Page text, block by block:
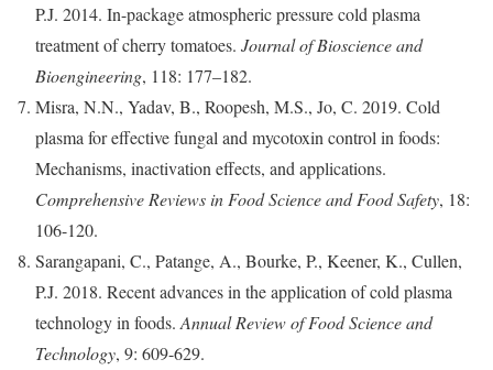
P.J. 2014. In-package atmospheric pressure cold plasma
treatment of cherry tomatoes. Journal of Bioscience and
Bioengineering, 118: 177–182.
Misra, N.N., Yadav, B., Roopesh, M.S., Jo, C. 2019. Cold
plasma for effective fungal and mycotoxin control in foods:
Mechanisms, inactivation effects, and applications.
Comprehensive Reviews in Food Science and Food Safety, 18:
106-120.
Sarangapani, C., Patange, A., Bourke, P., Keener, K., Cullen,
P.J. 2018. Recent advances in the application of cold plasma
technology in foods. Annual Review of Food Science and
Technology, 9: 609-629.